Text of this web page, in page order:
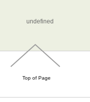
undefined
Top of Page